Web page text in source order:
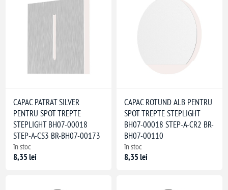
CAPAC PATRAT SILVER
PENTRU SPOT TREPTE
STEPLIGHT BH07-00018
STEP-A-CS3 BR-BH07-00173
în stoc
8,35 lei
CAPAC ROTUND ALB PENTRU
SPOT TREPTE STEPLIGHT
BH07-00018 STEP-A-CR2 BR-
BH07-00110
în stoc
8,35 lei